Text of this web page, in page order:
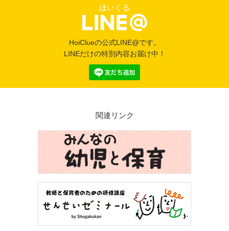
ほいくる
HoiClueの公式LINE@です。
LINEだけの特別内容お届け中！
関連リンク